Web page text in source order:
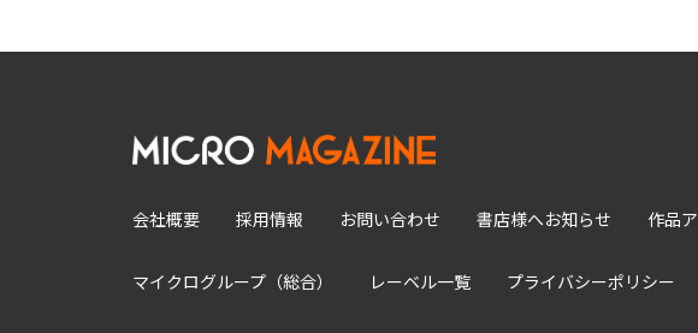
会社概要 採用情報 お問い合わせ 書店様へお知らせ 作品
マイクログループ（総合） レーベル一覧 プライバシーポリシー